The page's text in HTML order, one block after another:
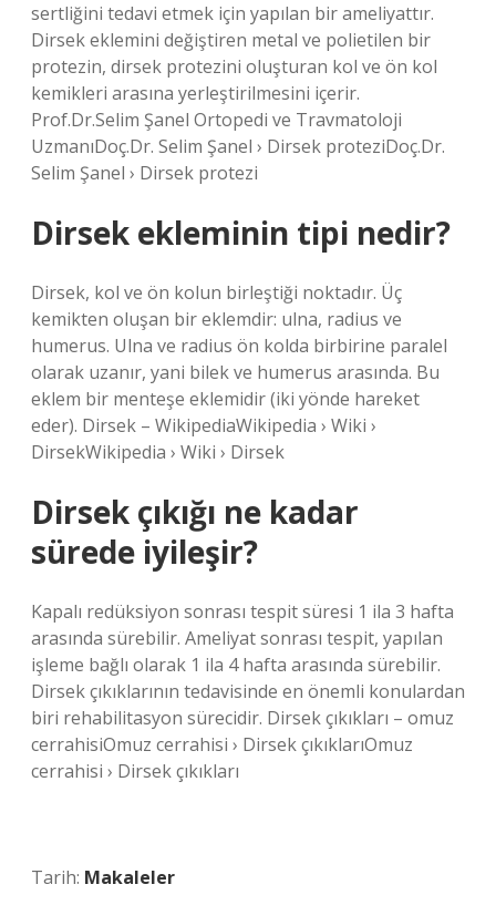
sertliğini tedavi etmek için yapılan bir ameliyattır.
Dirsek eklemini değiştiren metal ve polietilen bir
protezin, dirsek protezini oluşturan kol ve ön kol
kemikleri arasına yerleştirilmesini içerir.
Prof.Dr.Selim Şanel Ortopedi ve Travmatoloji
UzmanıDoç.Dr. Selim Şanel › Dirsek proteziDoç.Dr.
Selim Şanel › Dirsek protezi
Dirsek ekleminin tipi nedir?
Dirsek, kol ve ön kolun birleştiği noktadır. Üç
kemikten oluşan bir eklemdir: ulna, radius ve
humerus. Ulna ve radius ön kolda birbirine paralel
olarak uzanır, yani bilek ve humerus arasında. Bu
eklem bir menteşe eklemidir (iki yönde hareket
eder). Dirsek – WikipediaWikipedia › Wiki ›
DirsekWikipedia › Wiki › Dirsek
Dirsek çıkığı ne kadar
sürede iyileşir?
Kapalı redüksiyon sonrası tespit süresi 1 ila 3 hafta
arasında sürebilir. Ameliyat sonrası tespit, yapılan
işleme bağlı olarak 1 ila 4 hafta arasında sürebilir.
Dirsek çıkıklarının tedavisinde en önemli konulardan
biri rehabilitasyon sürecidir. Dirsek çıkıkları – omuz
cerrahisiOmuz cerrahisi › Dirsek çıkıklarıOmuz
cerrahisi › Dirsek çıkıkları
Tarih: Makaleler